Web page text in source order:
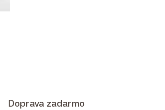
Doprava zadarmo